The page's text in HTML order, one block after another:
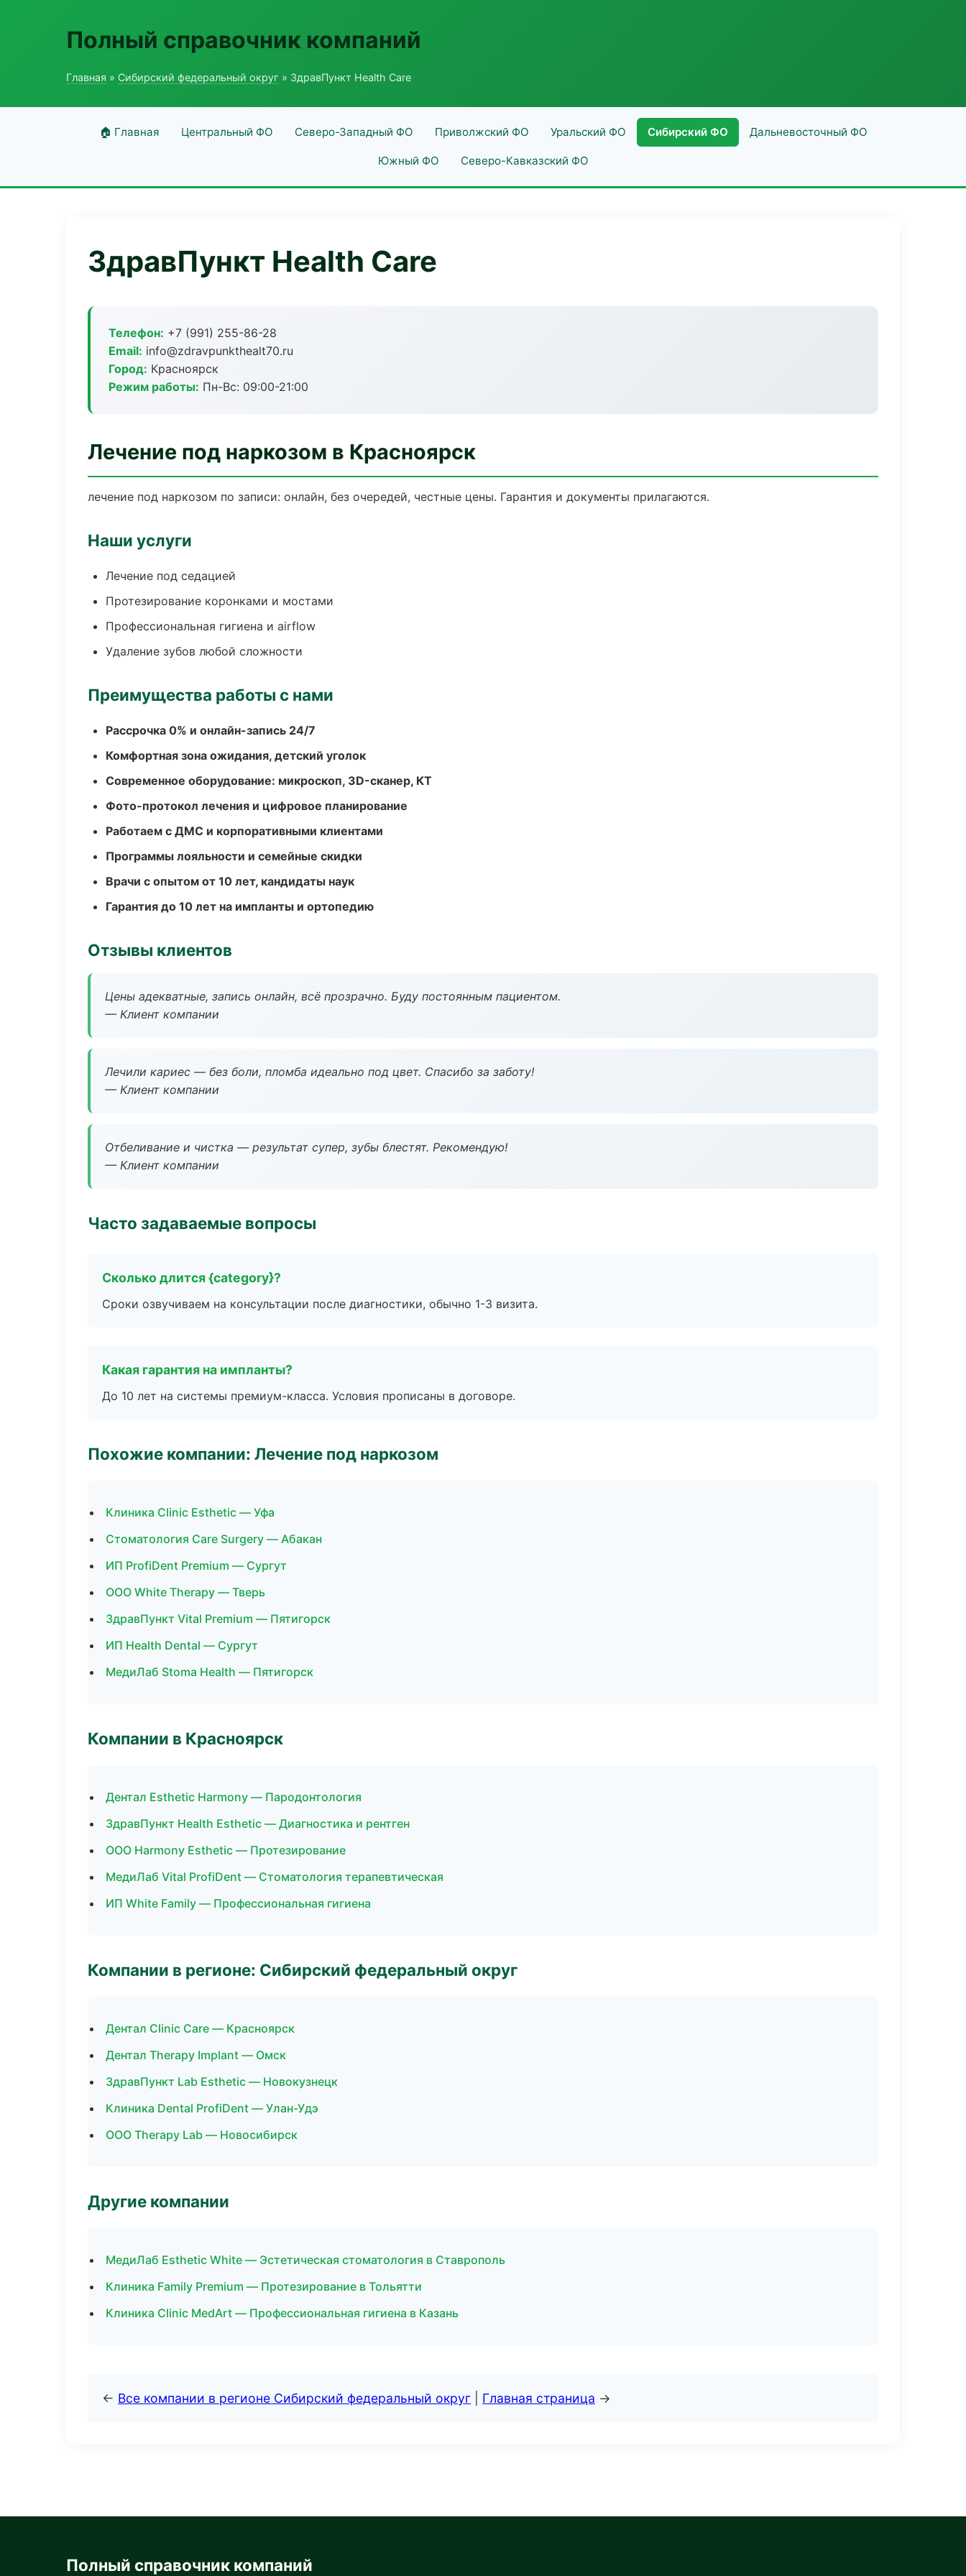
Полный справочник компаний
Главная » Сибирский федеральный округ » ЗдравПункт Health Care
🏠 Главная Центральный ФО Северо-Западный ФО Приволжский ФО Уральский ФО Сибирский ФО Дальневосточный ФО
Южный ФО Северо-Кавказский ФО
ЗдравПункт Health Care
Телефон: +7 (991) 255-86-28
Email: info@zdravpunkthealt70.ru
Город: Красноярск
Режим работы: Пн-Вс: 09:00-21:00
Лечение под наркозом в Красноярск
лечение под наркозом по записи: онлайн, без очередей, честные цены. Гарантия и документы прилагаются.
Наши услуги
Лечение под седацией
Протезирование коронками и мостами
Профессиональная гигиена и airflow
Удаление зубов любой сложности
Преимущества работы с нами
Рассрочка 0% и онлайн-запись 24/7
Комфортная зона ожидания, детский уголок
Современное оборудование: микроскоп, 3D-сканер, КТ
Фото-протокол лечения и цифровое планирование
Работаем с ДМС и корпоративными клиентами
Программы лояльности и семейные скидки
Врачи с опытом от 10 лет, кандидаты наук
Гарантия до 10 лет на импланты и ортопедию
Отзывы клиентов
Цены адекватные, запись онлайн, всё прозрачно. Буду постоянным пациентом.
— Клиент компании
Лечили кариес — без боли, пломба идеально под цвет. Спасибо за заботу!
— Клиент компании
Отбеливание и чистка — результат супер, зубы блестят. Рекомендую!
— Клиент компании
Часто задаваемые вопросы
Сколько длится {category}?
Сроки озвучиваем на консультации после диагностики, обычно 1-3 визита.
Какая гарантия на импланты?
До 10 лет на системы премиум-класса. Условия прописаны в договоре.
Похожие компании: Лечение под наркозом
Клиника Clinic Esthetic — Уфа
Стоматология Care Surgery — Абакан
ИП ProfiDent Premium — Сургут
ООО White Therapy — Тверь
ЗдравПункт Vital Premium — Пятигорск
ИП Health Dental — Сургут
МедиЛаб Stoma Health — Пятигорск
Компании в Красноярск
Дентал Esthetic Harmony — Пародонтология
ЗдравПункт Health Esthetic — Диагностика и рентген
ООО Harmony Esthetic — Протезирование
МедиЛаб Vital ProfiDent — Стоматология терапевтическая
ИП White Family — Профессиональная гигиена
Компании в регионе: Сибирский федеральный округ
Дентал Clinic Care — Красноярск
Дентал Therapy Implant — Омск
ЗдравПункт Lab Esthetic — Новокузнецк
Клиника Dental ProfiDent — Улан-Удэ
ООО Therapy Lab — Новосибирск
Другие компании
МедиЛаб Esthetic White — Эстетическая стоматология в Ставрополь
Клиника Family Premium — Протезирование в Тольятти
Клиника Clinic MedArt — Профессиональная гигиена в Казань
← Все компании в регионе Сибирский федеральный округ Главная страница →
Полный справочник компаний